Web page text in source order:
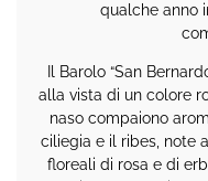
qualche anno
Il Barolo “San
alla vista di un colore
naso compaiono
ciliegia e il ribes, note
floreali di rosa e di